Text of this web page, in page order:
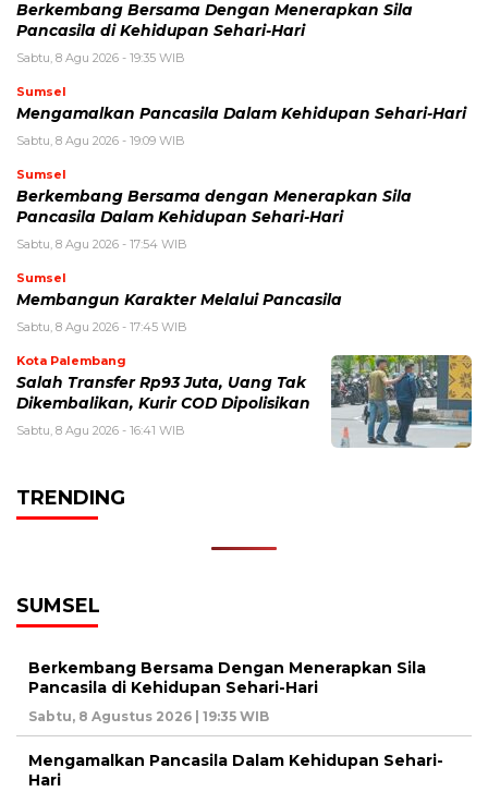
Berkembang Bersama Dengan Menerapkan Sila
Pancasila di Kehidupan Sehari-Hari
Sabtu, 8 Agu 2026 - 19:35 WIB
Sumsel
Mengamalkan Pancasila Dalam Kehidupan Sehari-Hari
Sabtu, 8 Agu 2026 - 19:09 WIB
Sumsel
Berkembang Bersama dengan Menerapkan Sila
Pancasila Dalam Kehidupan Sehari-Hari
Sabtu, 8 Agu 2026 - 17:54 WIB
Sumsel
Membangun Karakter Melalui Pancasila
Sabtu, 8 Agu 2026 - 17:45 WIB
Kota Palembang
Salah Transfer Rp93 Juta, Uang Tak
Dikembalikan, Kurir COD Dipolisikan
Sabtu, 8 Agu 2026 - 16:41 WIB
TRENDING
SUMSEL
Berkembang Bersama Dengan Menerapkan Sila
Pancasila di Kehidupan Sehari-Hari
Sabtu, 8 Agustus 2026 | 19:35 WIB
Mengamalkan Pancasila Dalam Kehidupan Sehari-
Hari